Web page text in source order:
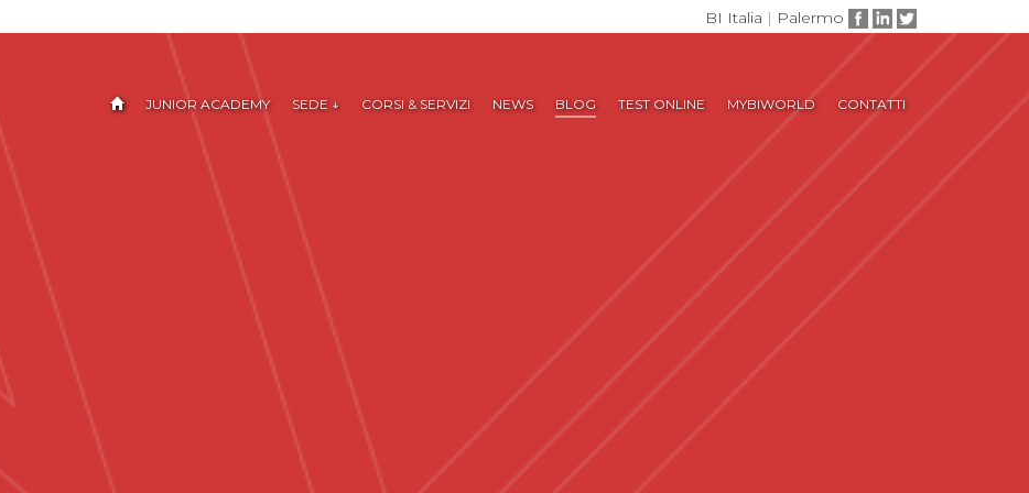
BI Italia | Palermo
JUNIOR ACADEMY SEDE ↓ CORSI & SERVIZI NEWS BLOG TEST ONLINE MYBIWORLD CONTATTI